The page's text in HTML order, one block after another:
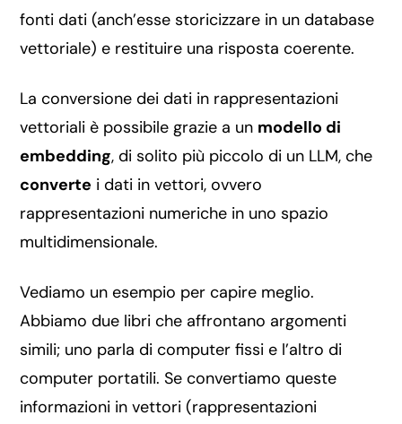
fonti dati (anch’esse storicizzare in un database
vettoriale) e restituire una risposta coerente.
La conversione dei dati in rappresentazioni
vettoriali è possibile grazie a un modello di
embedding, di solito più piccolo di un LLM, che
converte i dati in vettori, ovvero
rappresentazioni numeriche in uno spazio
multidimensionale.
Vediamo un esempio per capire meglio.
Abbiamo due libri che affrontano argomenti
simili; uno parla di computer fissi e l’altro di
computer portatili. Se convertiamo queste
informazioni in vettori (rappresentazioni